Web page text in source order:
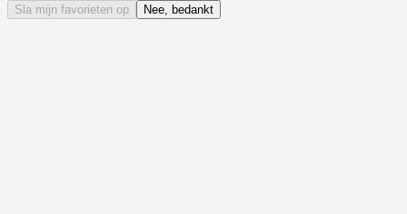
Sla mijn favorieten op Nee, bedankt